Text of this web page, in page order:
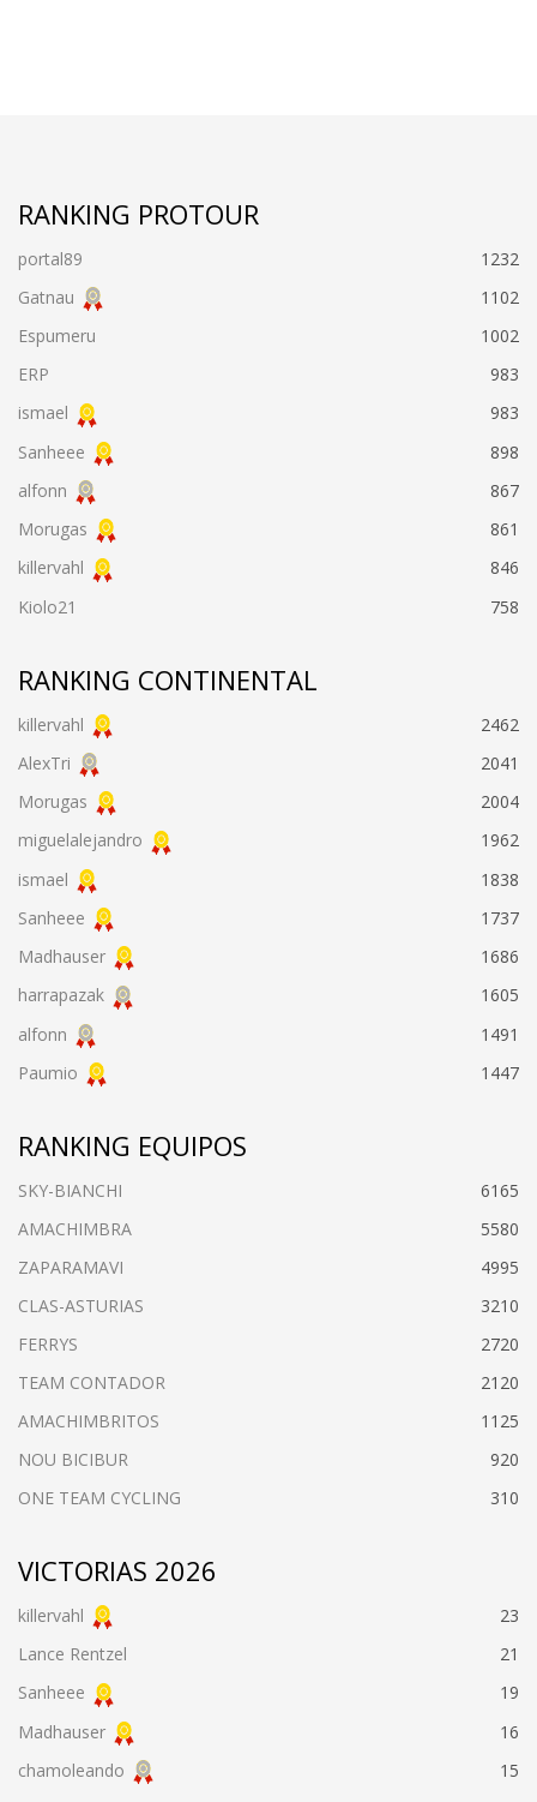
RANKING PROTOUR
portal89
1232
Gatnau
1102
Espumeru
1002
ERP
983
ismael
983
Sanheee
898
alfonn
867
Morugas
861
killervahl
846
Kiolo21
758
RANKING CONTINENTAL
killervahl
2462
AlexTri
2041
Morugas
2004
miguelalejandro
1962
ismael
1838
Sanheee
1737
Madhauser
1686
harrapazak
1605
alfonn
1491
Paumio
1447
RANKING EQUIPOS
SKY-BIANCHI
6165
AMACHIMBRA
5580
ZAPARAMAVI
4995
CLAS-ASTURIAS
3210
FERRYS
2720
TEAM CONTADOR
2120
AMACHIMBRITOS
1125
NOU BICIBUR
920
ONE TEAM CYCLING
310
VICTORIAS 2026
killervahl
23
Lance Rentzel
21
Sanheee
19
Madhauser
16
chamoleando
15